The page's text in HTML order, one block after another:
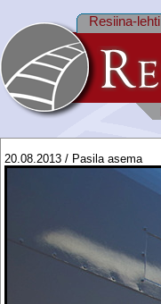
Resiina-lehti
20.08.2013 / Pasila asema